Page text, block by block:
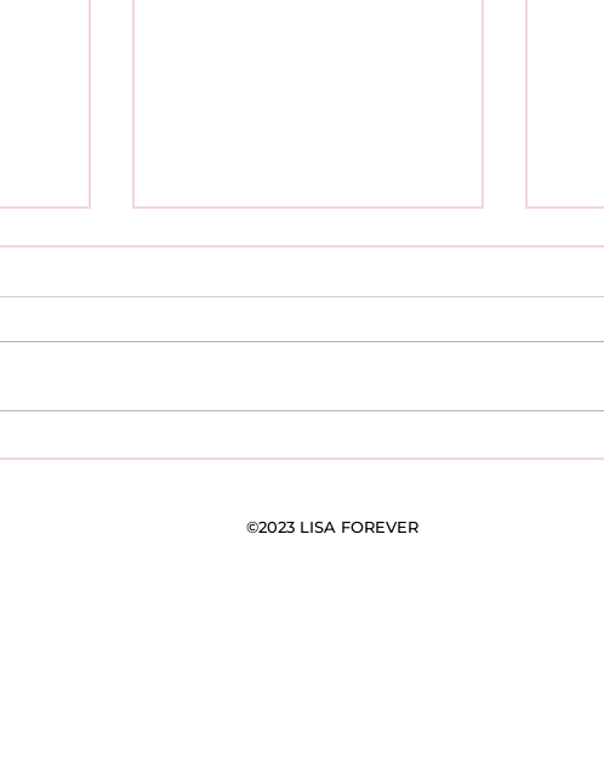
©2023 LISA FOREVER